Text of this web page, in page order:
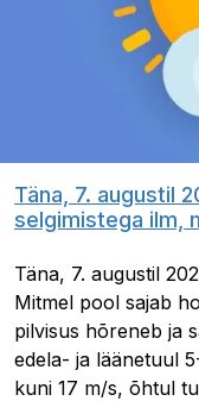
Täna, 7. augustil
selgimistega ilm,
Täna, 7. augustil
Mitmel pool sajab
pilvisus hõreneb ja
edela- ja läänetuul
kuni 17 m/s, õhtul